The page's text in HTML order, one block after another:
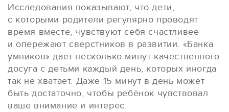
Исследования показывают, что дети,
с которыми родители регулярно проводят
время вместе, чувствуют себя счастливее
и опережают сверстников в развитии. «Банка
умников» даёт несколько минут качественного
досуга с детьми каждый день, которых иногда
так не хватает. Даже 15 минут в день может
быть достаточно, чтобы ребёнок чувствовал
ваше внимание и интерес.